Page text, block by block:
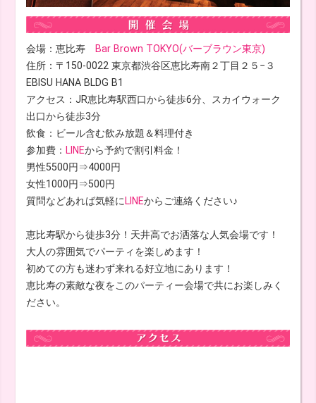
会場：恵比寿 Bar Brown TOKYO(バーブラウン東京)
住所：〒150-0022 東京都渋谷区恵比寿南２丁目２５−３
EBISU HANA BLDG B1
アクセス：JR恵比寿駅西口から徒歩6分、スカイウォーク
出口から徒歩3分
飲食：ビール含む飲み放題＆料理付き
参加費： LINEから予約で割引料金！
男性5500円⇒4000円
女性1000円⇒500円
質問などあれば気軽にLINEからご連絡ください♪
恵比寿駅から徒歩3分！天井高でお洒落な人気会場です！
大人の雰囲気でパーティを楽しめます！
初めての方も迷わず来れる好立地にあります！
恵比寿の素敵な夜をこのパーティー会場で共にお楽しみく
ださい。